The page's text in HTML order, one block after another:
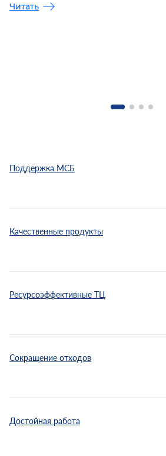
Читать
Поддержка МСБ
Качественные продукты
Ресурсоэффективные ТЦ
Сокращение отходов
Достойная работа